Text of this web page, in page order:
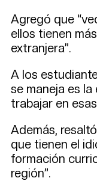
Agregó que
ellos tienen
extranjera”.
A los
se maneja es
trabajar en
Además,
que tienen el
formación
región”.